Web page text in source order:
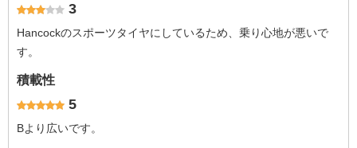
3
Hancockのスポーツタイヤにしているため、乗り心地が悪いで
す。
積載性
5
Bより広いです。